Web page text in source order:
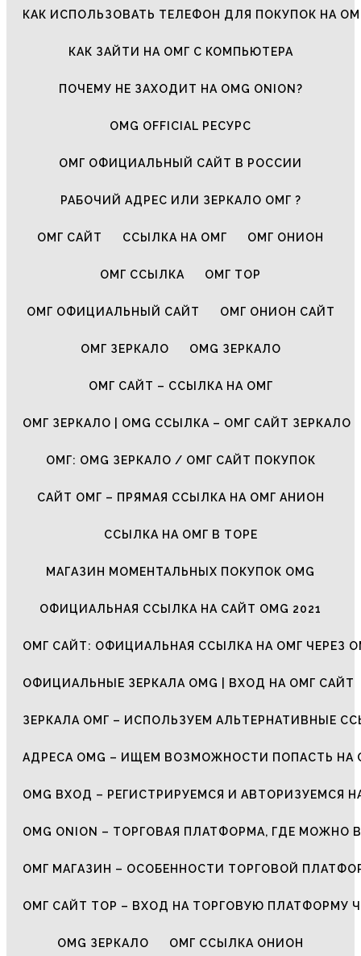
КАК ИСПОЛЬЗОВАТЬ ТЕЛЕФОН ДЛЯ ПОКУПОК НА
КАК ЗАЙТИ НА ОМГ С КОМПЬЮТЕРА
ПОЧЕМУ НЕ ЗАХОДИТ НА OMG ONION?
OMG OFFICIAL РЕСУРС
ОМГ ОФИЦИАЛЬНЫЙ САЙТ В РОССИИ
РАБОЧИЙ АДРЕС ИЛИ ЗЕРКАЛО ОМГ ?
ОМГ САЙТ ССЫЛКА НА ОМГ ОМГ ОНИОН
ОМГ ССЫЛКА ОМГ ТОР
ОМГ ОФИЦИАЛЬНЫЙ САЙТ ОМГ ОНИОН САЙТ
ОМГ ЗЕРКАЛО OMG ЗЕРКАЛО
ОМГ САЙТ – ССЫЛКА НА ОМГ
ОМГ ЗЕРКАЛО | OMG ССЫЛКА – ОМГ САЙТ ЗЕРКАЛО
ОМГ: OMG ЗЕРКАЛО / ОМГ САЙТ ПОКУПОК
САЙТ ОМГ – ПРЯМАЯ ССЫЛКА НА ОМГ АНИОН
ССЫЛКА НА ОМГ В ТОРЕ
МАГАЗИН МОМЕНТАЛЬНЫХ ПОКУПОК OMG
ОФИЦИАЛЬНАЯ ССЫЛКА НА САЙТ OMG 2021
ОМГ САЙТ: ОФИЦИАЛЬНАЯ ССЫЛКА НА ОМГ ЧЕРЕЗ
ОФИЦИАЛЬНЫЕ ЗЕРКАЛА OMG | ВХОД НА ОМГ САЙТ
ЗЕРКАЛА ОМГ – ИСПОЛЬЗУЕМ АЛЬТЕРНАТИВНЫЕ
АДРЕСА OMG – ИЩЕМ ВОЗМОЖНОСТИ ПОПАСТЬ НА
OMG ВХОД – РЕГИСТРИРУЕМСЯ И АВТОРИЗУЕМСЯ
OMG ONION – ТОРГОВАЯ ПЛАТФОРМА, ГДЕ МОЖНО
ОМГ МАГАЗИН – ОСОБЕННОСТИ ТОРГОВОЙ
ОМГ САЙТ ТОР – ВХОД НА ТОРГОВУЮ ПЛАТФОРМУ
OMG ЗЕРКАЛО ОМГ ССЫЛКА ОНИОН